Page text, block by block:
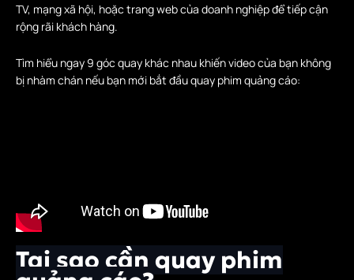
TV, mạng xã hội, hoặc trang web của doanh nghiệp để tiếp cận
rộng rãi khách hàng.
Tìm hiểu ngay 9 góc quay khác nhau khiến video của bạn không
bị nhàm chán nếu bạn mới bắt đầu quay phim quảng cáo:
Tại sao cần quay phim